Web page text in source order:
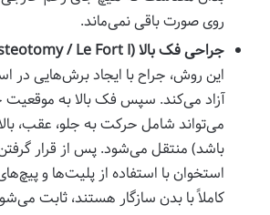
روی صورت باقی نمی‌ماند.
جراحی فک بالا (Maxillary Osteotomy / Le Fort I):
این روش، جراح با ایجاد برش‌هایی در
آزاد می‌کند. سپس فک بالا به
می‌تواند شامل حرکت به جلو، عقب،
باشد) منتقل می‌شود. پس از قرار
استخوان با استفاده از پلیت‌ها و
کاملاً با بدن سازگار هستند، ثابت